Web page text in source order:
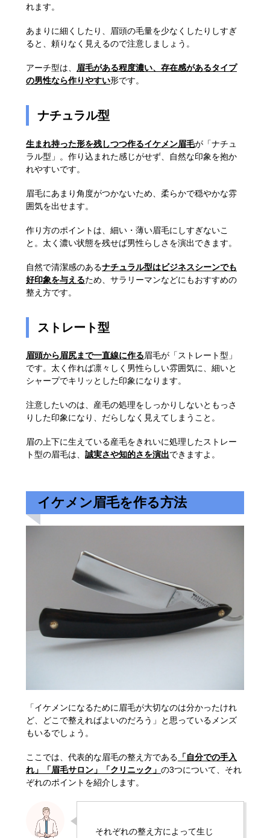
れます。
あまりに細くしたり、眉頭の毛量を少なくしたりしすぎ
ると、頼りなく見えるので注意しましょう。
アーチ型は、 眉毛がある程度濃い、存在感があるタイプ
の男性なら作りやすい形です。
ナチュラル型
生まれ持った形を残しつつ作るイケメン眉毛が「ナチュ
ラル型」。作り込まれた感じがせず、自然な印象を抱か
れやすいです。
眉毛にあまり角度がつかないため、柔らかで穏やかな雰
囲気を出せます。
作り方のポイントは、細い・薄い眉毛にしすぎないこ
と。太く濃い状態を残せば男性らしさを演出できます。
自然で清潔感のあるナチュラル型はビジネスシーンでも
好印象を与えるため、サラリーマンなどにもおすすめの
整え方です。
ストレート型
眉頭から眉尻まで一直線に作る眉毛が「ストレート型」
です。太く作れば凛々しく男性らしい雰囲気に、細いと
シャープでキリッとした印象になります。
注意したいのは、産毛の処理をしっかりしないともっさ
りした印象になり、だらしなく見えてしまうこと。
眉の上下に生えている産毛をきれいに処理したストレー
ト型の眉毛は、 誠実さや知的さを演出できますよ。
イケメン眉毛を作る方法
「イケメンになるために眉毛が大切なのは分かったけれ
ど、どこで整えればよいのだろう」と思っているメンズ
もいるでしょう。
ここでは、代表的な眉毛の整え方である 「自分での手入
れ」「眉毛サロン」「クリニック」 の3つについて、それ
ぞれのポイントを紹介します。
それぞれの整え方によって生じ